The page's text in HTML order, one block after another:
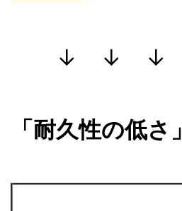
↓ ↓ ↓
「耐久性の低さ」